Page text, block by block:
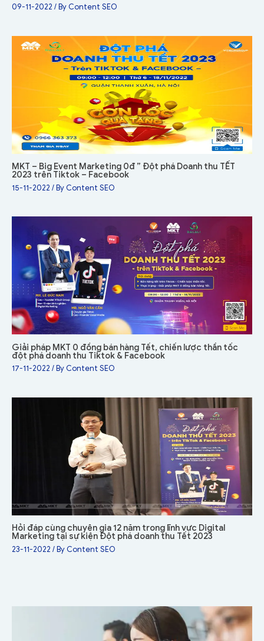
09-11-2022 / By Content SEO
MKT – Big Event Marketing 0đ ” Đột phá Doanh thu TẾT
2023 trên Tiktok – Facebook
15-11-2022 / By Content SEO
Giải pháp MKT 0 đồng bán hàng Tết, chiến lược thần tốc
đột phá doanh thu Tiktok & Facebook
17-11-2022 / By Content SEO
Hỏi đáp cùng chuyên gia 12 năm trong lĩnh vực Digital
Marketing tại sự kiện Đột phá doanh thu Tết 2023
23-11-2022 / By Content SEO